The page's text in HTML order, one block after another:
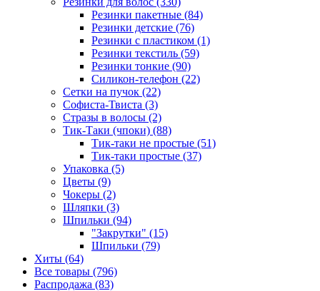
Резинки пакетные (84)
Резинки детские (76)
Резинки с пластиком (1)
Резинки текстиль (59)
Резинки тонкие (90)
Силикон-телефон (22)
Сетки на пучок (22)
Софиста-Твиста (3)
Стразы в волосы (2)
Тик-Таки (чпоки) (88)
Тик-таки не простые (51)
Тик-таки простые (37)
Упаковка (5)
Цветы (9)
Чокеры (2)
Шляпки (3)
Шпильки (94)
"Закрутки" (15)
Шпильки (79)
Хиты (64)
Все товары (796)
Распродажа (83)